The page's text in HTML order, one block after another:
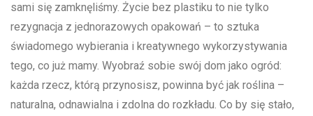
⁢sami​ się zamknęliśmy.​ Życie ‌bez plastiku to nie tylko‍
rezygnacja z jednorazowych opakowań – to ‍sztuka
świadomego wybierania⁣ i kreatywnego wykorzystywania
tego, co już mamy. Wyobraź ‍sobie swój dom jako ogród:
każda rzecz,‍ którą przynosisz, powinna ​być⁣ jak roślina​ –
naturalna,⁤ odnawialna ⁤i zdolna do rozkładu. Co by ⁣się stało,